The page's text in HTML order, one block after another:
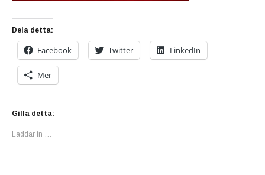
Dela detta:
Facebook Twitter LinkedIn
Mer
Gilla detta:
Laddar in …